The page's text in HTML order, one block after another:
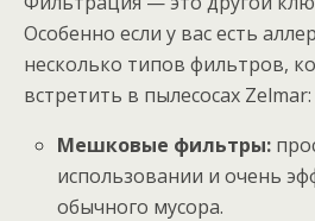
Особенно если у вас есть
несколько типов фильтров,
встретить в пылесосах Zelmаr:
Мешковые фильтры:
использовании и очень
обычного мусора.